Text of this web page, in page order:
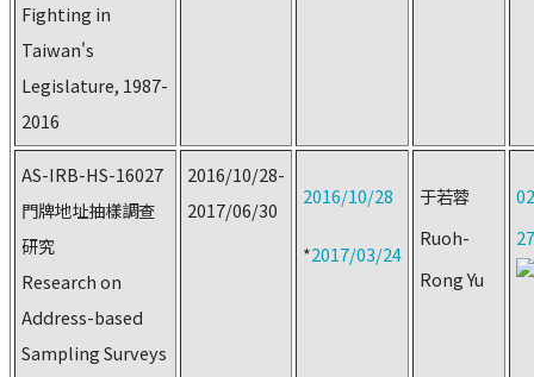
Fighting in
Taiwan's
Legislature, 1987-
2016
AS-IRB-HS-16027
門牌地址抽樣調查
研究
Research on
Address-based
Sampling Surveys
2016/10/28-
2017/06/30
2016/10/28
*2017/03/24
于若蓉
Ruoh-
Rong Yu